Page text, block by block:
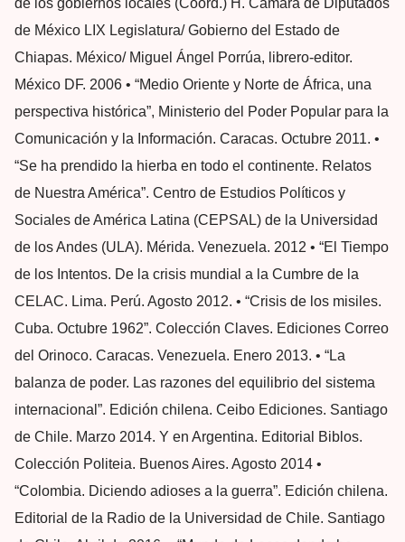
de los gobiernos locales (Coord.) H. Cámara de Diputados
de México LIX Legislatura/ Gobierno del Estado de
Chiapas. México/ Miguel Ángel Porrúa, librero-editor.
México DF. 2006 • “Medio Oriente y Norte de África, una
perspectiva histórica”, Ministerio del Poder Popular para la
Comunicación y la Información. Caracas. Octubre 2011. •
“Se ha prendido la hierba en todo el continente. Relatos
de Nuestra América”. Centro de Estudios Políticos y
Sociales de América Latina (CEPSAL) de la Universidad
de los Andes (ULA). Mérida. Venezuela. 2012 • “El Tiempo
de los Intentos. De la crisis mundial a la Cumbre de la
CELAC. Lima. Perú. Agosto 2012. • “Crisis de los misiles.
Cuba. Octubre 1962”. Colección Claves. Ediciones Correo
del Orinoco. Caracas. Venezuela. Enero 2013. • “La
balanza de poder. Las razones del equilibrio del sistema
internacional”. Edición chilena. Ceibo Ediciones. Santiago
de Chile. Marzo 2014. Y en Argentina. Editorial Biblos.
Colección Politeia. Buenos Aires. Agosto 2014 •
“Colombia. Diciendo adioses a la guerra”. Edición chilena.
Editorial de la Radio de la Universidad de Chile. Santiago